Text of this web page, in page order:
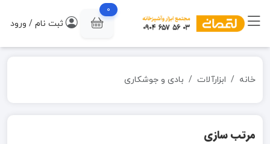
0
ثبت نام / ورود
خانه ابزارآلات بادی و جوشکاری
مرتب سازی